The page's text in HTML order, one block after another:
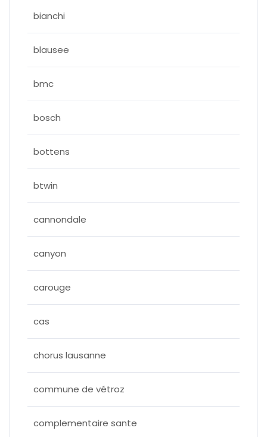
bianchi
blausee
bmc
bosch
bottens
btwin
cannondale
canyon
carouge
cas
chorus lausanne
commune de vétroz
complementaire sante